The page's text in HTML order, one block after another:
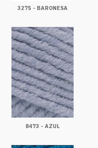
3275 - BARONESA
8473 - AZUL